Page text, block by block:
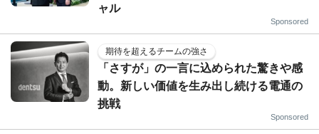
ャル
Sponsored
期待を超えるチームの強さ
「さすが」の一言に込められた驚きや感
動。新しい価値を生み出し続ける電通の
挑戦
Sponsored